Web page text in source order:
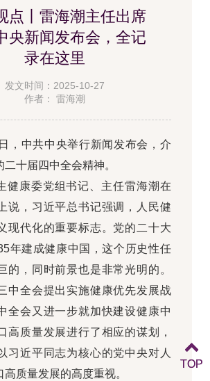
点丨雷海潮主任出席
央新闻发布会，全记
录在这里
发文时间：2025-10-27
作者： 雷海潮
，中共中央举行新闻发布会，介
十届四中全会精神。
健康委党组书记、主任雷海潮在
说，习近平总书记强调，人民健
现代化的重要标志。党的二十大
年建成健康中国，这个历史性任
的，同时前景也是非常光明的。
中全会提出实施健康优先发展战
全会又进一步就加快建设健康中
高质量发展进行了相应的谋划，
习近平同志为核心的党中央对人
高质量发展的高度重视。
TOP
TOP